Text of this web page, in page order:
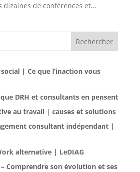
dizaines de conférences et...
Rechercher
| Ce que l’inaction vous
DRH et consultants en pensent
au travail | causes et solutions
consultant indépendant |
alternative | LeDIAG
Comprendre son évolution et ses